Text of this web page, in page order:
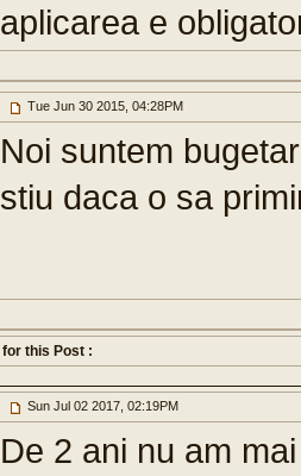
aplicarea e
Tue Jun 30 2015, 04:28PM
Noi suntem
stiu daca o sa
for this Post :
Sun Jul 02 2017, 02:19PM
De 2 ani nu am